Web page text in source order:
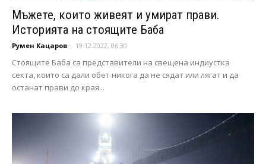
Мъжете, които живеят и умират прави.
Историята на стоящите Баба
Румен Кацаров - 19.12.2022, 06:30
Стоящите Баба са представители на свещена индиустка
секта, които са дали обет никога да не сядат или лягат и да
останат прави до края...